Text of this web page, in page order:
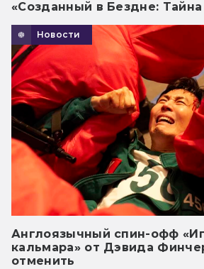
«Созданный в Бездне:
Новости
Англоязычный спин-офф
кальмара» от Дэвида
отменить